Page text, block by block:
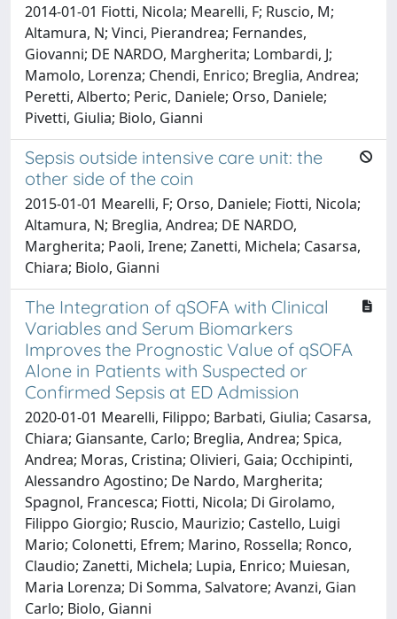
2014-01-01 Fiotti, Nicola; Mearelli, F; Ruscio, M;
Altamura, N; Vinci, Pierandrea; Fernandes,
Giovanni; DE NARDO, Margherita; Lombardi, J;
Mamolo, Lorenza; Chendi, Enrico; Breglia, Andrea;
Peretti, Alberto; Peric, Daniele; Orso, Daniele;
Pivetti, Giulia; Biolo, Gianni
Sepsis outside intensive care unit: the
other side of the coin
2015-01-01 Mearelli, F; Orso, Daniele; Fiotti, Nicola;
Altamura, N; Breglia, Andrea; DE NARDO,
Margherita; Paoli, Irene; Zanetti, Michela; Casarsa,
Chiara; Biolo, Gianni
The Integration of qSOFA with Clinical
Variables and Serum Biomarkers
Improves the Prognostic Value of qSOFA
Alone in Patients with Suspected or
Confirmed Sepsis at ED Admission
2020-01-01 Mearelli, Filippo; Barbati, Giulia; Casarsa,
Chiara; Giansante, Carlo; Breglia, Andrea; Spica,
Andrea; Moras, Cristina; Olivieri, Gaia; Occhipinti,
Alessandro Agostino; De Nardo, Margherita;
Spagnol, Francesca; Fiotti, Nicola; Di Girolamo,
Filippo Giorgio; Ruscio, Maurizio; Castello, Luigi
Mario; Colonetti, Efrem; Marino, Rossella; Ronco,
Claudio; Zanetti, Michela; Lupia, Enrico; Muiesan,
Maria Lorenza; Di Somma, Salvatore; Avanzi, Gian
Carlo; Biolo, Gianni